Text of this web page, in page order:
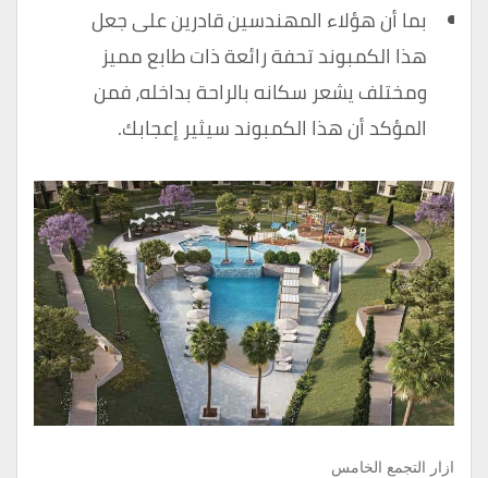
بما أن هؤلاء المهندسين قادرين على جعل
هذا الكمبوند تحفة رائعة ذات طابع مميز
ومختلف يشعر سكانه بالراحة بداخله، فمن
المؤكد أن هذا الكمبوند سيثير إعجابك.
ازار التجمع الخامس